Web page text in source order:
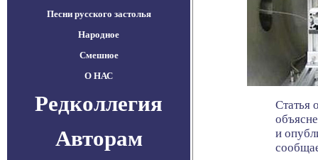
Песни русского застолья
Народное
Смешное
О НАС
Редколлегия
Авторам
Статья
и